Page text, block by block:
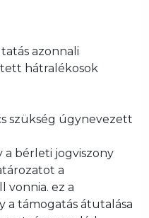
azonnali
hátralékosok
szükség úgynevezett
a bérleti jogviszony
a
vonnia. ez a
a támogatás átutalása